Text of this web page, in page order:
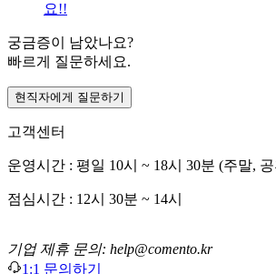
요!!
궁금증이 남았나요?
빠르게 질문하세요.
현직자에게 질문하기
고객센터
운영시간 : 평일 10시 ~ 18시 30분 (주말,
점심시간 : 12시 30분 ~ 14시
기업 제휴 문의: help@comento.kr
1:1 문의하기